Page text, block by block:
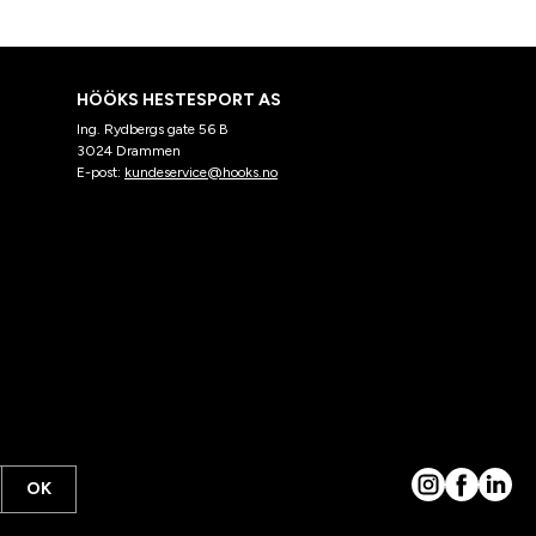
HÖÖKS HESTESPORT AS
Ing. Rydbergs gate 56 B
3024 Drammen
E-post: kundeservice@hooks.no
OK